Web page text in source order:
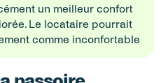
un meilleur confort
Le locataire pourrait
comme inconfortable